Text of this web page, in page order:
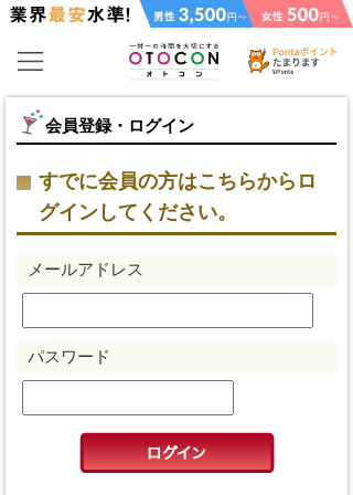
会員登録・ログイン
すでに会員の方はこちらからロ
グインしてください。
メールアドレス
パスワード